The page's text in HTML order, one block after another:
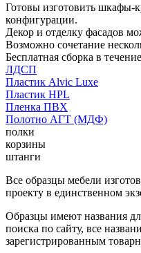
Готовы изготовить шкафы-
конфигурации.
Декор и отделку фасадов
Возможно сочетание
Бесплатная сборка в
ЛДСП
Пластик Alvic Luxe
Пластик HPL
Пленка ПВХ
Полотно АГТ (МДФ)
полки
корзины
штанги
Все образцы мебели
проекту в единственном
Образцы имеют названия
поиска по сайту, все
зарегистрированным